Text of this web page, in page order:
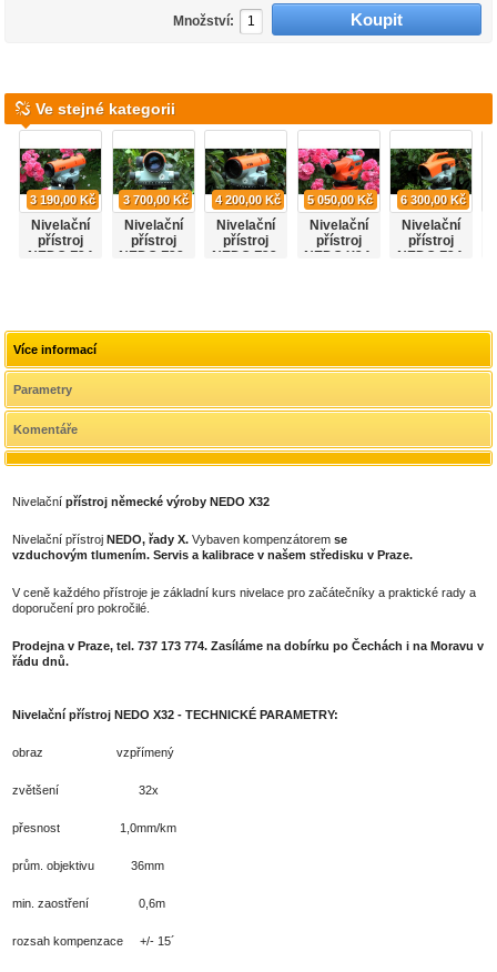
Množství:
Ve stejné kategorii
3 190,00 Kč
Nivelační
přístroj
NEDO F24
3 700,00 Kč
Nivelační
přístroj
NEDO F28.
4 200,00 Kč
Nivelační
přístroj
NEDO F32.
5 050,00 Kč
Nivelační
přístroj
NEDO X24.
6 300,00 Kč
Nivelační
přístroj
NEDO Z24.
Více informací
Parametry
Komentáře
Nivelační přístroj německé výroby NEDO X32
Nivelační přístroj NEDO, řady X. Vybaven kompenzátorem se
vzduchovým tlumením. Servis a kalibrace v našem středisku v Praze.
V ceně každého přístroje je základní kurs nivelace pro začátečníky a praktické rady a
doporučení pro pokročilé.
Prodejna v Praze, tel. 737 173 774. Zasíláme na dobírku po Čechách i na Moravu v
řádu dnů.
Nivelační přístroj NEDO X32 - TECHNICKÉ PARAMETRY:
obraz vzpřímený
zvětšení 32x
přesnost 1,0mm/km
prům. objektivu 36mm
min. zaostření 0,6m
rozsah kompenzace +/- 15´